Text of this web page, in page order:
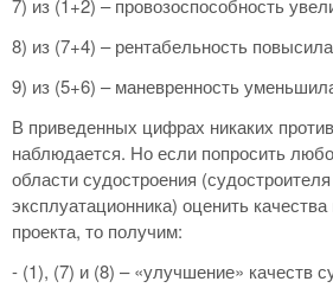
7) из (1+2) – провозоспособность
8) из (7+4) – рентабельность
9) из (5+6) – маневренность
В приведенных цифрах никаких
наблюдается. Но если попросить
области судостроения
эксплуатационника) оценить
проекта, то получим:
- (1), (7) и (8) – «улучшение» качеств